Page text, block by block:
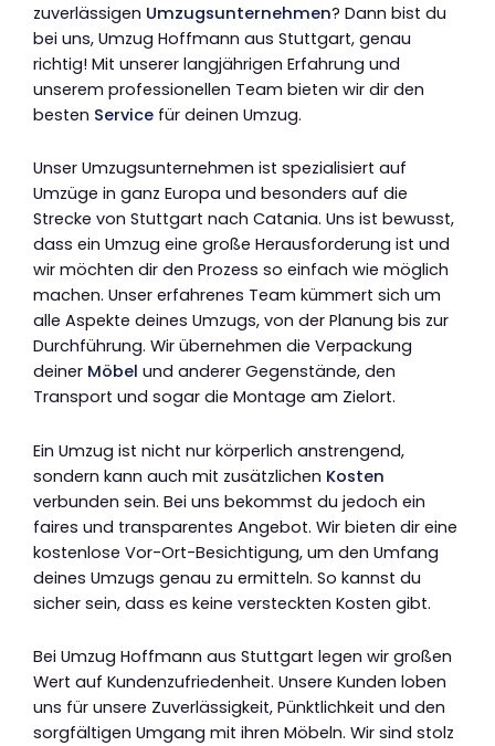
zuverlässigen Umzugsunternehmen? Dann bist du
bei uns, Umzug Hoffmann aus Stuttgart, genau
richtig! Mit unserer langjährigen Erfahrung und
unserem professionellen Team bieten wir dir den
besten Service für deinen Umzug.
Unser Umzugsunternehmen ist spezialisiert auf
Umzüge in ganz Europa und besonders auf die
Strecke von Stuttgart nach Catania. Uns ist bewusst,
dass ein Umzug eine große Herausforderung ist und
wir möchten dir den Prozess so einfach wie möglich
machen. Unser erfahrenes Team kümmert sich um
alle Aspekte deines Umzugs, von der Planung bis zur
Durchführung. Wir übernehmen die Verpackung
deiner Möbel und anderer Gegenstände, den
Transport und sogar die Montage am Zielort.
Ein Umzug ist nicht nur körperlich anstrengend,
sondern kann auch mit zusätzlichen Kosten
verbunden sein. Bei uns bekommst du jedoch ein
faires und transparentes Angebot. Wir bieten dir eine
kostenlose Vor-Ort-Besichtigung, um den Umfang
deines Umzugs genau zu ermitteln. So kannst du
sicher sein, dass es keine versteckten Kosten gibt.
Bei Umzug Hoffmann aus Stuttgart legen wir großen
Wert auf Kundenzufriedenheit. Unsere Kunden loben
uns für unsere Zuverlässigkeit, Pünktlichkeit und den
sorgfältigen Umgang mit ihren Möbeln. Wir sind stolz